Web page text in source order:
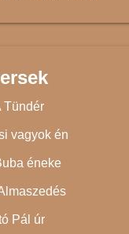
Tündér
vagyok én
éneke
Pál úr